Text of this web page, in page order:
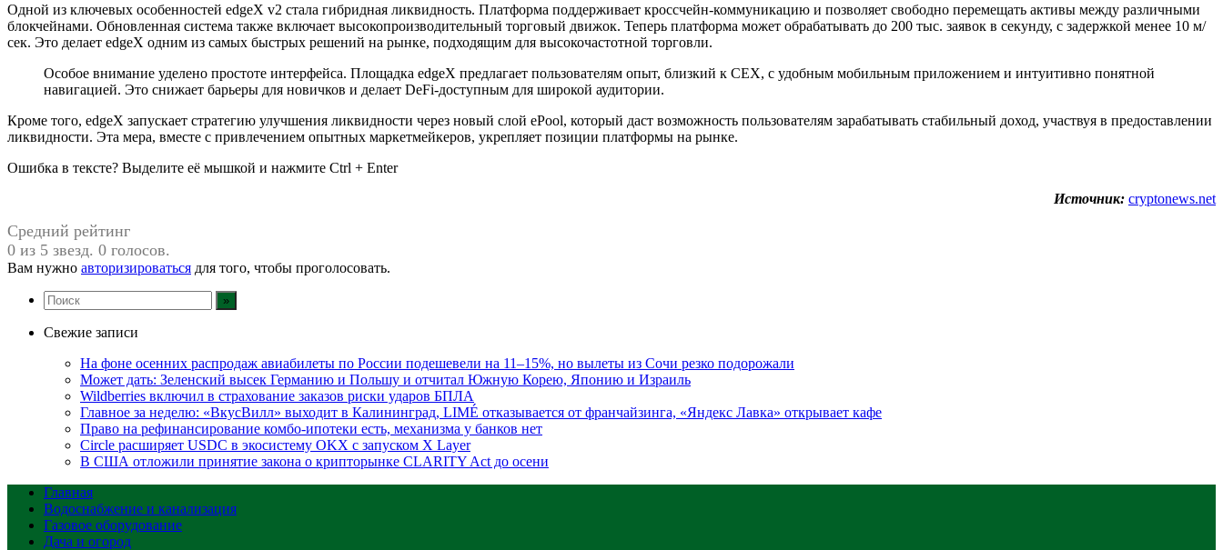
Одной из ключевых особенностей edgeX v2 стала гибридная ликвидность. Платформа поддерживает кроссчейн-коммуникацию и позволяет свободно перемещать активы между различными
блокчейнами. Обновленная система также включает высокопроизводительный торговый движок. Теперь платформа может обрабатывать до 200 тыс. заявок в секунду, с задержкой менее 10 м/
сек. Это делает edgeX одним из самых быстрых решений на рынке, подходящим для высокочастотной торговли.
Особое внимание уделено простоте интерфейса. Площадка edgeX предлагает пользователям опыт, близкий к CEX, с удобным мобильным приложением и интуитивно понятной
навигацией. Это снижает барьеры для новичков и делает DeFi-доступным для широкой аудитории.
Кроме того, edgeX запускает стратегию улучшения ликвидности через новый слой ePool, который даст возможность пользователям зарабатывать стабильный доход, участвуя в предоставлении
ликвидности. Эта мера, вместе с привлечением опытных маркетмейкеров, укрепляет позиции платформы на рынке.
Ошибка в тексте? Выделите её мышкой и нажмите Ctrl + Enter
Источник: cryptonews.net
Средний рейтинг
0 из 5 звезд. 0 голосов.
Вам нужно авторизироваться для того, чтобы проголосовать.
Свежие записи
На фоне осенних распродаж авиабилеты по России подешевели на 11–15%, но вылеты из Сочи резко подорожали
Может дать: Зеленский высек Германию и Польшу и отчитал Южную Корею, Японию и Израиль
Wildberries включил в страхование заказов риски ударов БПЛА
Главное за неделю: «ВкусВилл» выходит в Калининград, LIMÉ отказывается от франчайзинга, «Яндекс Лавка» открывает кафе
Право на рефинансирование комбо-ипотеки есть, механизма у банков нет
Circle расширяет USDC в экосистему OKX с запуском X Layer
В США отложили принятие закона о крипторынке CLARITY Act до осени
Главная
Водоснабжение и канализация
Газовое оборудование
Дача и огород